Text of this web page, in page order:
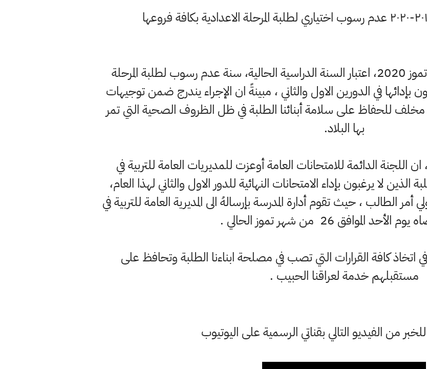
قررت وزارة التربية، اليوم الأحد 12 تموز 2020، اعتبار السنة الدراسية الحالية، سنة عدم رسوب لطلبة المرحلة
بإدائها في الدورين الاول والثاني ، مبينةً ان الإجراء يندرج ضمن توجيهات
مخلف للحفاظ على سلامة أبنائنا الطلبة في ظل الظروف الصحية التي تمر
بها البلاد.
اللجنة الدائمة للامتحانات العامة أوعزت للمديريات العامة للتربية في
لا يرغبون بإداء الامتحانات النهائية للدور الاول والثاني لهذا العام،
الطالب ، حيث تقوم أدارة المدرسة بإرسالهُ الى المديرية العامة للتربية في
الموافق 26 من شهر تموز الحالي .
في اتخاذ كافة القرارات التي تصب في مصلحة ابناءنا الطلبة وتحافظ على
مستقبلهم خدمة لعراقنا الحبيب .
من الفيديو التالي بقناتي الرسمية على اليوتيوب